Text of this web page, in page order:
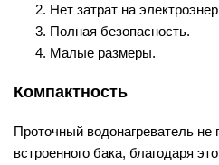
Нет затрат на
Полная безопасность.
Малые размеры.
Компактность
Проточный водонагреватель не
встроенного бака, благодаря